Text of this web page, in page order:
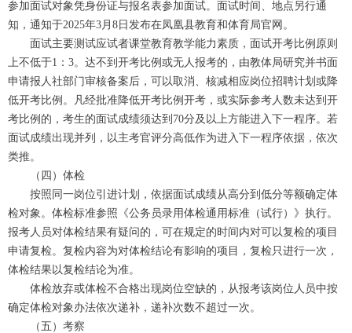
参加面试对象凭身份证与报名表参加面试。面试时间、地点另行通
知，通知于2025年3月8日发布在凤凰县教育和体育局官网。
面试主要测试应试者课堂教育教学能力素质，面试开考比例原则
上不低于1：3。达不到开考比例或无人报考的，由教体局研究并书面
申请报人社部门审核备案后，可以取消、核减相应岗位招聘计划或降
低开考比例。凡经批准降低开考比例开考，或实际参考人数未达到开
考比例的，考生的面试成绩须达到70分及以上方能进入下一程序。若
面试成绩出现并列，以主考官评分高低作为进入下一程序依据，依次
类推。
（四）体检
按照同一岗位引进计划，依据面试成绩从高分到低分等额确定体
检对象。体检标准参照《公务员录用体检通用标准（试行）》执行。
报考人员对体检结果有疑问的，可在规定的时间内对可以复检的项目
申请复检。复检内容为对体检结论有影响的项目，复检只进行一次，
体检结果以复检结论为准。
体检放弃或体检不合格出现岗位空缺的，从报考该岗位人员中按
确定体检对象办法依次递补，递补次数不超过一次。
（五）考察